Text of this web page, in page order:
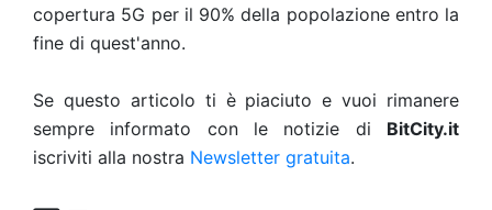
copertura 5G per il 90% della popolazione entro la
fine di quest'anno.
Se questo articolo ti è piaciuto e vuoi rimanere
sempre informato con le notizie di BitCity.it
iscriviti alla nostra Newsletter gratuita.